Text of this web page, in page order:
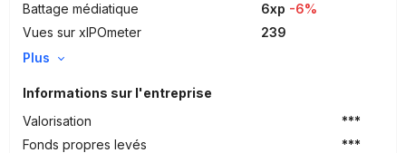
Battage médiatique
6xp -6%
Vues sur xIPOmeter
239
Plus
Informations sur l'entreprise
Valorisation
***
Fonds propres levés
***